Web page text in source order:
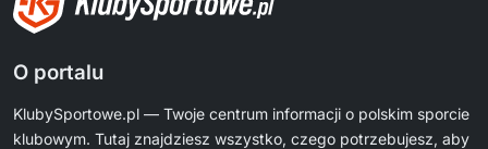
O portalu
KlubySportowe.pl — Twoje centrum informacji o polskim sporcie
klubowym. Tutaj znajdziesz wszystko, czego potrzebujesz, aby